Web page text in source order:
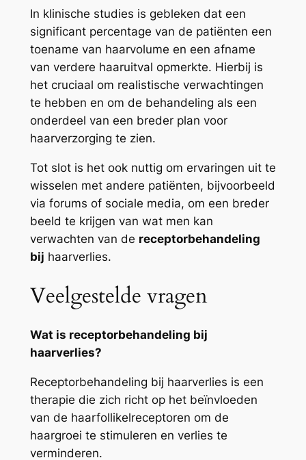
In klinische studies is gebleken dat een
significant percentage van de patiënten een
toename van haarvolume en een afname
van verdere haaruitval opmerkte. Hierbij is
het cruciaal om realistische verwachtingen
te hebben en om de behandeling als een
onderdeel van een breder plan voor
haarverzorging te zien.
Tot slot is het ook nuttig om ervaringen uit te
wisselen met andere patiënten, bijvoorbeeld
via forums of sociale media, om een breder
beeld te krijgen van wat men kan
verwachten van de receptorbehandeling
bij haarverlies.
Veelgestelde vragen
Wat is receptorbehandeling bij
haarverlies?
Receptorbehandeling bij haarverlies is een
therapie die zich richt op het beïnvloeden
van de haarfollikelreceptoren om de
haargroei te stimuleren en verlies te
verminderen.